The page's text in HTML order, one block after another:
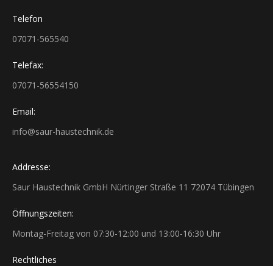
Telefon
07071-565540
Telefax:
07071-56554150
Email:
info@saur-haustechnik.de
Addresse:
Saur Haustechnik GmbH Nürtinger Straße 11 72074 Tübingen
Öffnungszeiten:
Montag-Freitag von 07:30-12:00 und 13:00-16:30 Uhr
Rechtliches